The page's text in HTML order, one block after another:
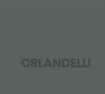
ORLANDELLI